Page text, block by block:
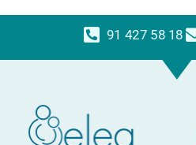
91 427 58 18